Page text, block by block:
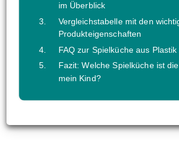
im Überblick
Vergleichstabelle mit den
Produkteigenschaften
FAQ zur Spielküche aus Plastik
Fazit: Welche Spielküche ist
mein Kind?